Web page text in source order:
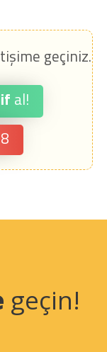
geçiniz.
al!
geçin!